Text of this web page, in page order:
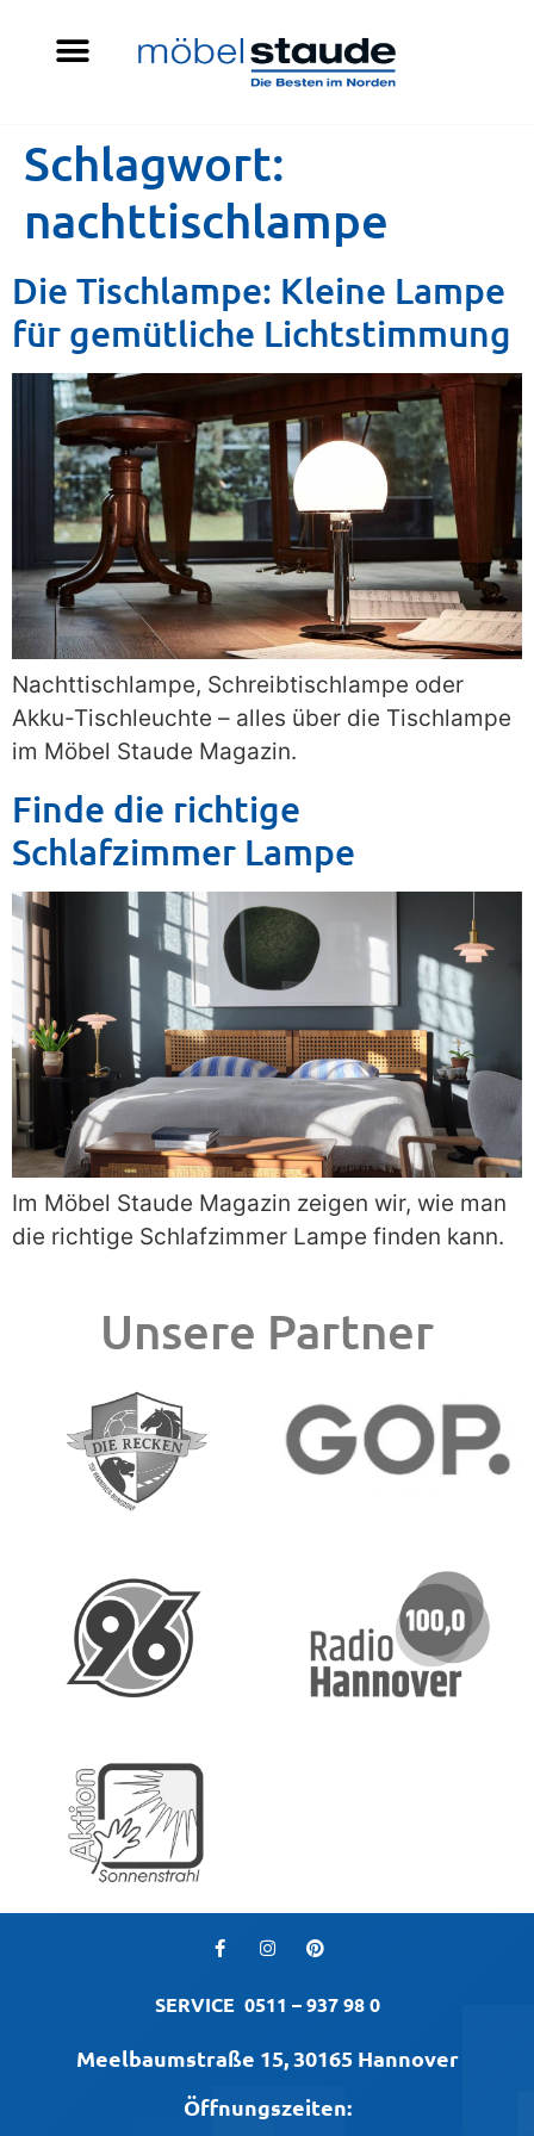
Schlagwort:
nachttischlampe
Die Tischlampe: Kleine Lampe
für gemütliche Lichtstimmung
Nachttischlampe, Schreibtischlampe oder
Akku-Tischleuchte – alles über die Tischlampe
im Möbel Staude Magazin.
Finde die richtige
Schlafzimmer Lampe
Im Möbel Staude Magazin zeigen wir, wie man
die richtige Schlafzimmer Lampe finden kann.
Unsere Partner
SERVICE 0511 – 937 98 0
Meelbaumstraße 15, 30165 Hannover
Öffnungszeiten: